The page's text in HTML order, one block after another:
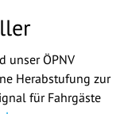
unser ÖPNV
Herabstufung zur
für Fahrgäste